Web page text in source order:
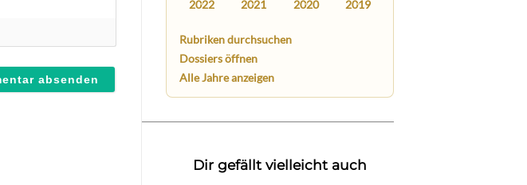
2022 2021 2020 2019
Rubriken durchsuchen
Dossiers öffnen
Alle Jahre anzeigen
Dir gefällt vielleicht auch